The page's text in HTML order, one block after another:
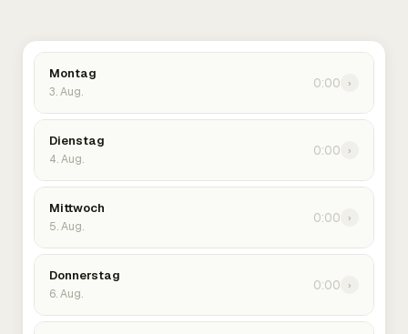
Montag
3. Aug.
0:00 ›
Dienstag
4. Aug.
0:00 ›
Mittwoch
5. Aug.
0:00 ›
Donnerstag
6. Aug.
0:00 ›